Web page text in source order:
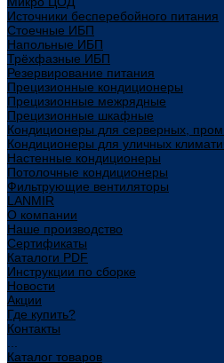
Источники бесперебойного питания
Стоечные ИБП
Напольные ИБП
Трёхфазные ИБП
Резервирование питания
Прецизионные кондиционеры
Прецизионные межрядные
Прецизионные шкафные
Кондиционеры для серверных,
Кондиционеры для уличных
Настенные кондиционеры
Потолочные кондиционеры
Фильтрующие вентиляторы
LANMIR
О компании
Наше производство
Сертификаты
Каталоги PDF
Инструкции по сборке
Новости
Акции
Где купить?
Контакты
Каталог товаров